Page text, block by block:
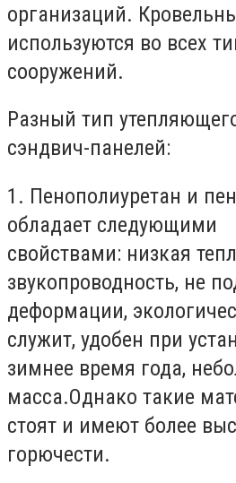
организаций.
используются во всех
сооружений.
Разный тип
сэндвич-панелей:
1. Пенополиуретан и
обладает следующими
свойствами: низкая
звукопроводность, не
деформации,
служит, удобен при
зимнее время года,
масса.Однако такие
стоят и имеют более
горючести.